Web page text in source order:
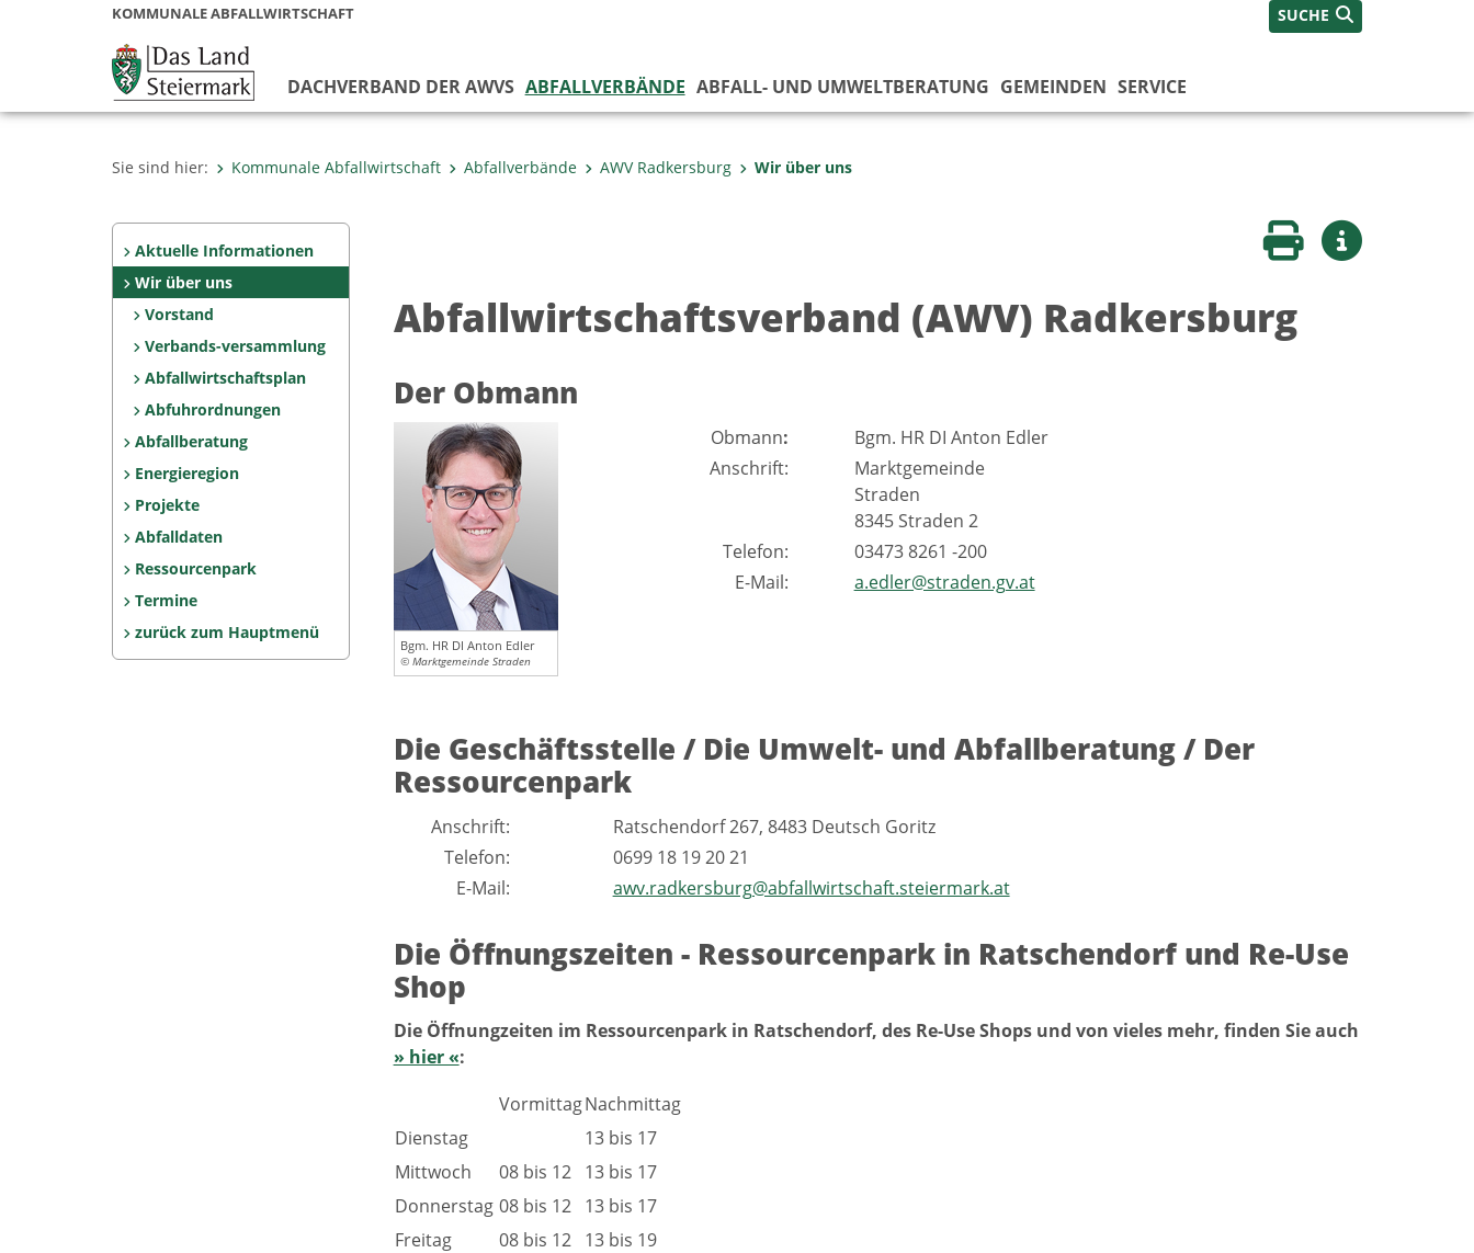
KOMMUNALE ABFALLWIRTSCHAFT SUCHE
DACHVERBAND DER AWVS ABFALLVERBÄNDE ABFALL- UND UMWELTBERATUNG GEMEINDEN SERVICE
Sie sind hier: Kommunale Abfallwirtschaft Abfallverbände AWV Radkersburg Wir über uns
Aktuelle Informationen
Wir über uns
Vorstand
Verbands-versammlung
Abfallwirtschaftsplan
Abfuhrordnungen
Abfallberatung
Energieregion
Projekte
Abfalldaten
Ressourcenpark
Termine
zurück zum Hauptmenü
Seite druckenWeitere Infos
Abfallwirtschaftsverband (AWV) Radkersburg
Der Obmann
Bgm. HR DI Anton Edler
© Marktgemeinde Straden
Obmann:
Bgm. HR DI Anton Edler
Anschrift:
Marktgemeinde
Straden
8345 Straden 2
Telefon:
03473 8261 -200‬
E-Mail:
a.edler@straden.gv.at
Die Geschäftsstelle / Die Umwelt- und Abfallberatung / Der
Ressourcenpark
Anschrift:
Ratschendorf 267, 8483 Deutsch Goritz
Telefon:
0699 18 19 20 21
E-Mail:
awv.radkersburg@abfallwirtschaft.steiermark.at
Die Öffnungszeiten - Ressourcenpark in Ratschendorf und Re-Use
Shop
Die Öffnungzeiten im Ressourcenpark in Ratschendorf, des Re-Use Shops und von vieles mehr, finden Sie auch
» hier «:
VormittagNachmittag
Dienstag
13 bis 17
Mittwoch
08 bis 12
13 bis 17
Donnerstag 08 bis 12
13 bis 17
Freitag
08 bis 12
13 bis 19